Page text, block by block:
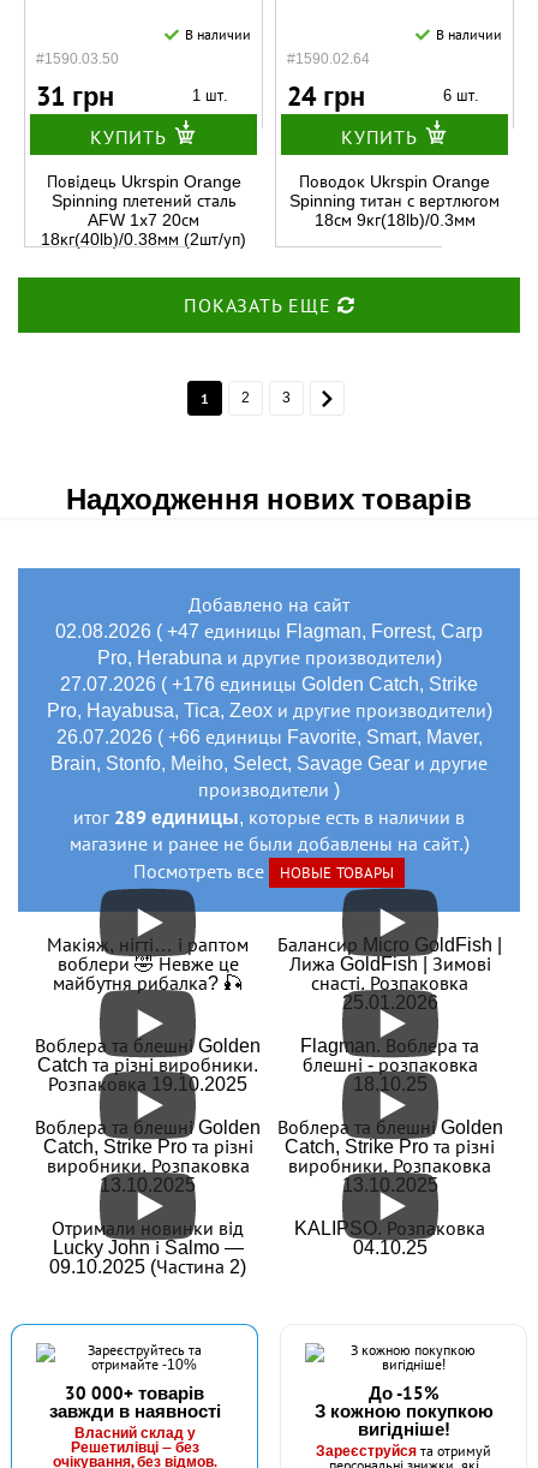
#1590.03.50
В наличии
31 грн 1 шт.
КУПИТЬ
Повідець Ukrspin Orange
Spinning плетений сталь
AFW 1х7 20см
18кг(40lb)/0.38мм (2шт/уп)
#1590.02.64
В наличии
24 грн 6 шт.
КУПИТЬ
Поводок Ukrspin Orange
Spinning титан с вертлюгом
18см 9кг(18lb)/0.3мм
ПОКАЗАТЬ ЕЩЕ
1 2 3
Надходження нових товарів
Добавлено на сайт
02.08.2026 ( +47 единицы Flagman, Forrest, Carp
Pro, Herabuna и другие производители)
27.07.2026 ( +176 единицы Golden Catch, Strike
Pro, Hayabusa, Tica, Zeox и другие производители)
26.07.2026 ( +66 единицы Favorite, Smart, Maver,
Brain, Stonfo, Meiho, Select, Savage Gear и другие
производители )
итог 289 единицы, которые есть в наличии в
магазине и ранее не были добавлены на сайт.)
Посмотреть все
НОВЫЕ ТОВАРЫ
Макіяж, нігті… і раптом
воблери 🤣 Невже це
майбутня рибалка? 🎣
Балансир Micro GoldFish |
Лижа GoldFish | Зимові
снасті. Розпаковка
25.01.2026
Воблера та блешні Golden
Catch та різні виробники.
Розпаковка 19.10.2025
Flagman. Воблера та
блешні - розпаковка
18.10.25
Воблера та блешні Golden
Catch, Strike Pro та різні
виробники. Розпаковка
13.10.2025
Воблера та блешні Golden
Catch, Strike Pro та різні
виробники. Розпаковка
13.10.2025
Отримали новинки від
Lucky John і Salmo —
09.10.2025 (Частина 2)
KALIPSO. Розпаковка
04.10.25
30 000+ товарів
завжди в наявності
Власний склад у
Решетилівці — без
очікування, без відмов.
До -15%
З кожною покупкою
вигідніше!
Зареєструйся та отримуй